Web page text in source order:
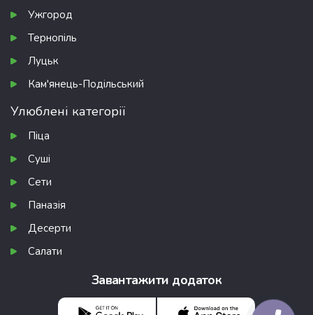
Ужгород
Тернопіль
Луцьк
Кам'янець-Подільський
Улюблені категорії
Піца
Суші
Сети
Паназія
Десерти
Салати
Завантажити додаток